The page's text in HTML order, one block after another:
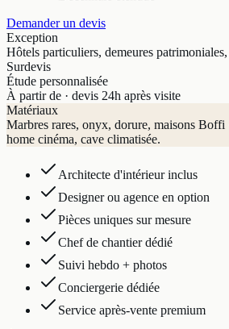
Demander un devis
Exception
Hôtels particuliers, demeures
Surdevis
Étude personnalisée
À partir de · devis 24h après visite
Matériaux
Marbres rares, onyx, dorure, maisons Boffi
home cinéma, cave climatisée.
Architecte d'intérieur inclus
Designer ou agence en option
Pièces uniques sur mesure
Chef de chantier dédié
Suivi hebdo + photos
Conciergerie dédiée
Service après-vente premium